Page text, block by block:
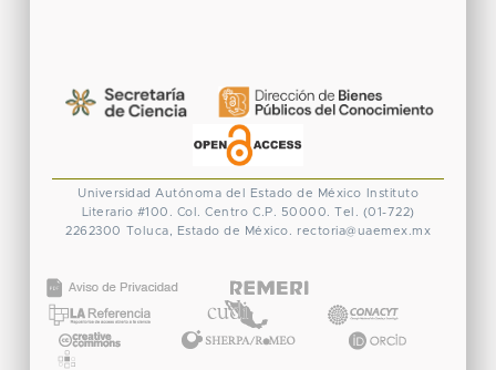
Universidad Autónoma del Estado de México
Instituto
Literario #100. Col. Centro C.P. 50000. Tel. (01-722)
2262300 Toluca, Estado de México. rectoria@uaemex.mx